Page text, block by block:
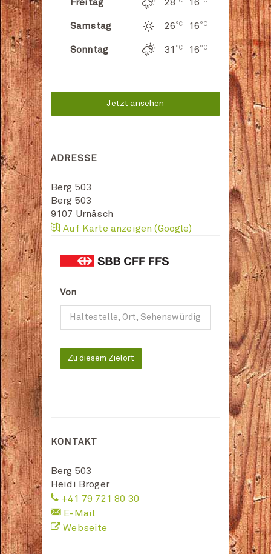
Freitag 28 16
Samstag 26 °C 16 °C
Sonntag 31 °C 16 °C
Jetzt ansehen
ADRESSE
Berg 503
Berg 503
9107 Urnäsch
Auf Karte anzeigen (Google)
Von
Zu diesem Zielort
KONTAKT
Berg 503
Heidi Broger
+41 79 721 80 30
E-Mail
Webseite